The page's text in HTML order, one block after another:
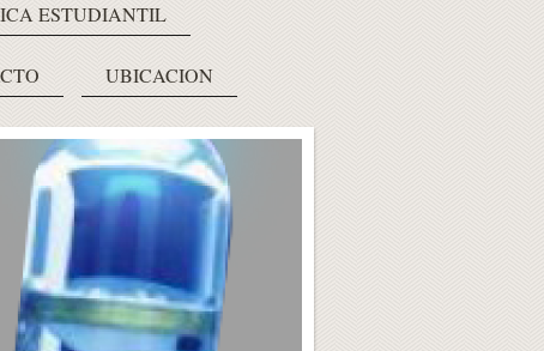
ESTUDIANTIL
UBICACION